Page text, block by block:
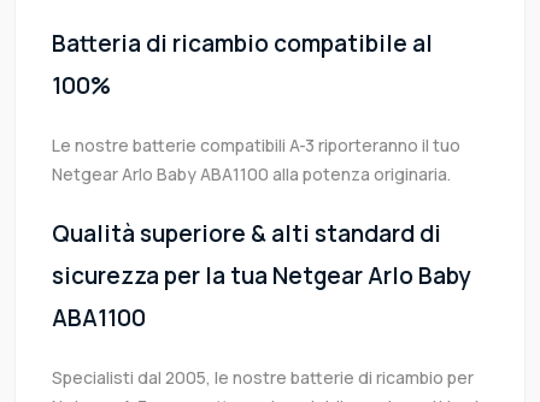
Batteria di ricambio compatibile al
100%
Le nostre batterie compatibili A-3 riporteranno il tuo
Netgear Arlo Baby ABA1100 alla potenza originaria.
Qualità superiore & alti standard di
sicurezza per la tua Netgear Arlo Baby
ABA1100
Specialisti dal 2005, le nostre batterie di ricambio per